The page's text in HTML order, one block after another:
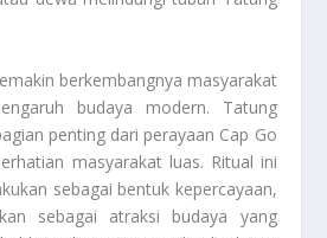
berkembangnya masyarakat
budaya modern. Tatung
penting dari perayaan Cap Go
masyarakat luas. Ritual ini
sebagai bentuk kepercayaan,
sebagai atraksi budaya yang